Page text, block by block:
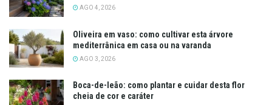
AGO 4, 2026
Oliveira em vaso: como cultivar esta árvore
mediterrânica em casa ou na varanda
AGO 3, 2026
Boca-de-leão: como plantar e cuidar desta flor
cheia de cor e caráter